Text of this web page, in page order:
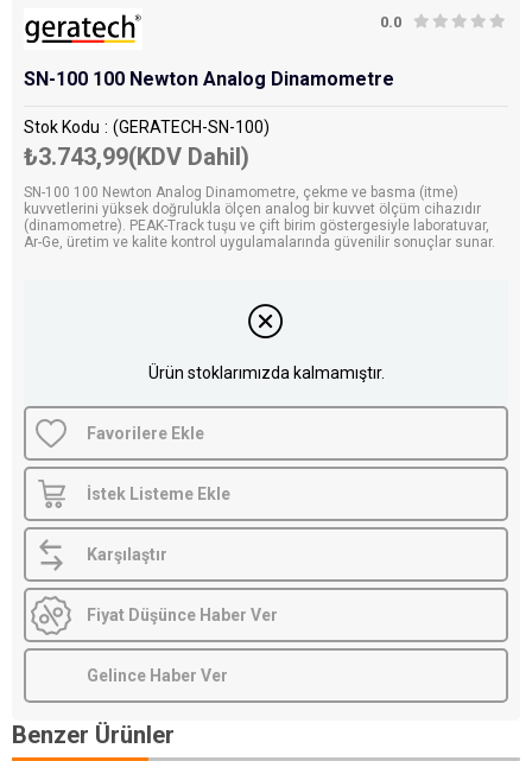
0.0
SN-100 100 Newton Analog Dinamometre
Stok Kodu (GERATECH-SN-100)
₺3.743,99(KDV Dahil)
SN-100 100 Newton Analog Dinamometre, çekme ve basma (itme)
kuvvetlerini yüksek doğrulukla ölçen analog bir kuvvet ölçüm cihazıdır
(dinamometre). PEAK-Track tuşu ve çift birim göstergesiyle laboratuvar,
Ar-Ge, üretim ve kalite kontrol uygulamalarında güvenilir sonuçlar sunar.
Ürün stoklarımızda kalmamıştır.
Favorilere Ekle
İstek Listeme Ekle
Karşılaştır
Fiyat Düşünce Haber Ver
Gelince Haber Ver
Benzer Ürünler